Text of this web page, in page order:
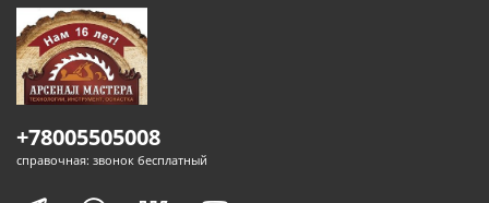
+78005505008
справочная: звонок бесплатный